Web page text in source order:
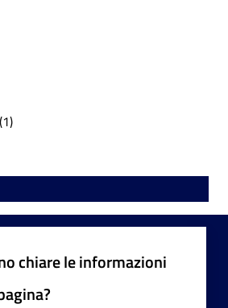
chiare le informazioni